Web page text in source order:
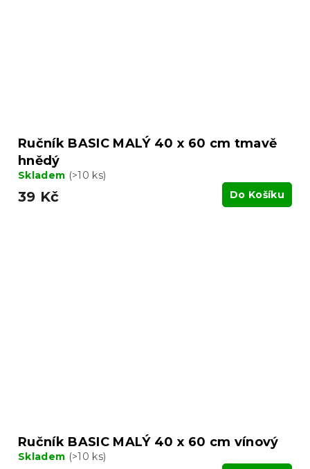
Ručník BASIC MALÝ 40 x 60 cm tmavě
hnědý
Skladem (>10 ks)
39 Kč Do Košíku
Ručník BASIC MALÝ 40 x 60 cm vínový
Skladem (>10 ks)